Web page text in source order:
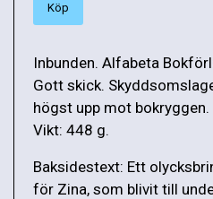
Köp
Inbunden. Alfabeta
Gott skick.
högst upp mot
Vikt: 448 g.
Baksidestext: Ett
för Zina, som blivit till